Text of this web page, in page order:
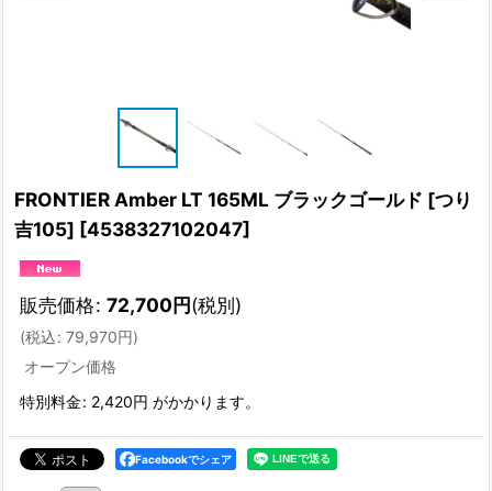
FRONTIER Amber LT 165ML ブラックゴールド [つり
吉105] [4538327102047]
販売価格: 72,700円(税別)
(税込: 79,970円)
オープン価格
特別料金: 2,420円 がかかります。
Facebookでシェア